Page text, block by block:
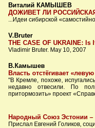
Виталий КАМЫШЕВ
ДОЖИВЕТ ЛИ
...Идеи сибирской
V.Bruter
THE CASE OF UKRAINE:
Vladimir Bruter. May 10, 2007
В.Камышев
Власть отстёгивает
"В Кремле, похоже,
недавно отвесили. По
притормозить» проект
Народный Союз Эстонии –
Прислал Евгений Голиков,